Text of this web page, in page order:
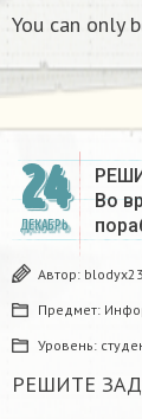
You can only
24
ДЕКАБРЬ
Во
Автор:
Предмет:
Уровень:
РЕШИТЕ